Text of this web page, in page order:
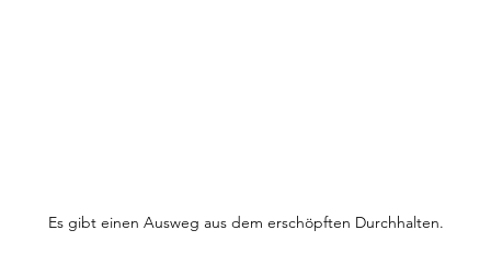
Es gibt einen Ausweg aus dem erschöpften Durchhalten.